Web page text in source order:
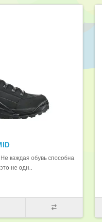
обувь способна
не одн..